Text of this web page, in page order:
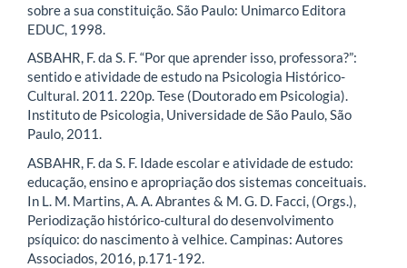
sobre a sua constituição. São Paulo: Unimarco Editora
EDUC, 1998.
ASBAHR, F. da S. F. “Por que aprender isso, professora?”:
sentido e atividade de estudo na Psicologia Histórico-
Cultural. 2011. 220p. Tese (Doutorado em Psicologia).
Instituto de Psicologia, Universidade de São Paulo, São
Paulo, 2011.
ASBAHR, F. da S. F. Idade escolar e atividade de estudo:
educação, ensino e apropriação dos sistemas conceituais.
In L. M. Martins, A. A. Abrantes & M. G. D. Facci, (Orgs.),
Periodização histórico-cultural do desenvolvimento
psíquico: do nascimento à velhice. Campinas: Autores
Associados, 2016, p.171-192.